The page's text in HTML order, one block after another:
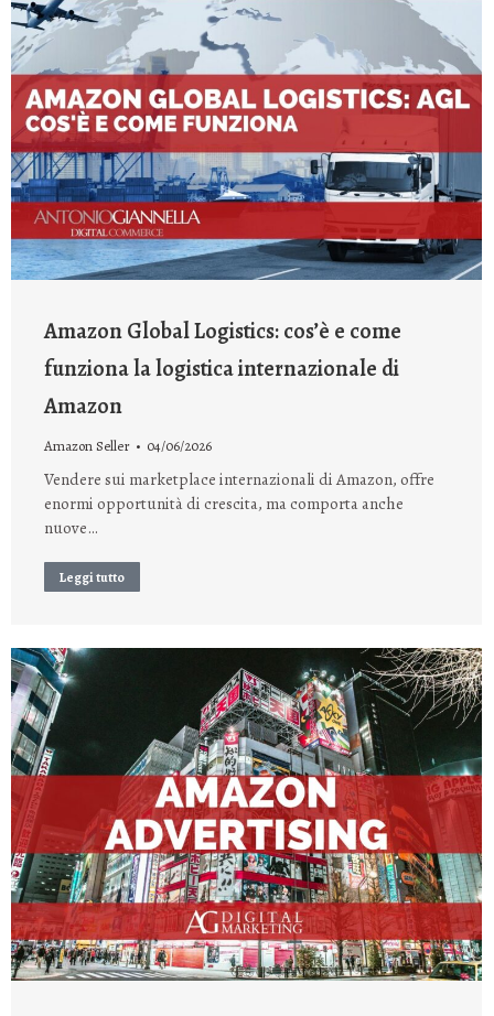
Amazon Global Logistics: cos’è e come
funziona la logistica internazionale di
Amazon
Amazon Seller 04/06/2026
Vendere sui marketplace internazionali di Amazon, offre
enormi opportunità di crescita, ma comporta anche
nuove…
Leggi tutto